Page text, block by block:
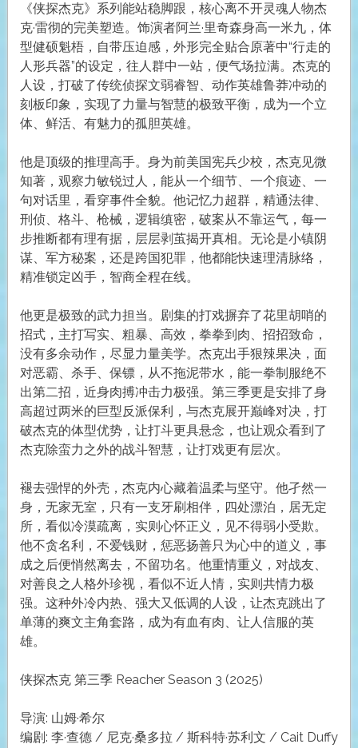
《侠探杰克》系列能站稳脚跟，核心离不开灵魂人物杰
克·雷彻的完美塑造。饰演者阿兰·里奇森身高一米九，体
型健硕魁梧，自带压迫感，外形完全贴合原著中“行走的
人形兵器”的设定，往人群中一站，便气场拉满。杰克的
人设，打破了传统侦探文弱睿智、动作英雄鲁莽冲动的
刻板印象，实现了力量与智慧的极致平衡，成为一个立
体、鲜活、有魅力的孤胆英雄。
他是顶级的推理高手。身为前美国宪兵少校，杰克见微
知著，观察力敏锐过人，能从一个细节、一个痕迹、一
句对话里，看穿事件全貌。他记忆力超群，精通法律、
刑侦、格斗、枪械，逻辑缜密，破案从不靠运气，每一
步推断都有理有据，层层剥茧揭开真相。无论是小镇阴
谋、军方秘案，还是跨国犯罪，他都能快速理清脉络，
精准锁定凶手，智商全程在线。
他更是极致的武力担当。剧集的打戏摒弃了花里胡哨的
招式，主打写实、粗暴、高效，拳拳到肉、招招致命，
没有多余动作，尽显力量美学。杰克出手狠辣果决，面
对恶霸、杀手、保镖，从不拖泥带水，能一拳制服绝不
出第二招，近身肉搏冲击力极强。第三季更是安排了身
高超过两米的巨型反派保利，与杰克展开巅峰对决，打
破杰克的体型优势，让打斗更具悬念，也让观众看到了
杰克除蛮力之外的战斗智慧，让打戏更有层次。
褪去强悍的外壳，杰克内心藏着温柔与坚守。他孑然一
身，无家无室，只有一支牙刷相伴，四处漂泊，居无定
所，看似冷漠疏离，实则心怀正义，见不得弱小受欺。
他不贪名利，不爱钱财，惩恶扬善只为心中的道义，事
成之后便悄然离去，不留功名。他重情重义，对战友、
对善良之人格外珍视，看似不近人情，实则共情力极
强。这种外冷内热、强大又低调的人设，让杰克跳出了
单薄的爽文主角套路，成为有血有肉、让人信服的英
雄。
侠探杰克 第三季 Reacher Season 3 (2025)
导演: 山姆·希尔
编剧: 李·查德 / 尼克·桑多拉 / 斯科特·苏利文 / Cait Duffy